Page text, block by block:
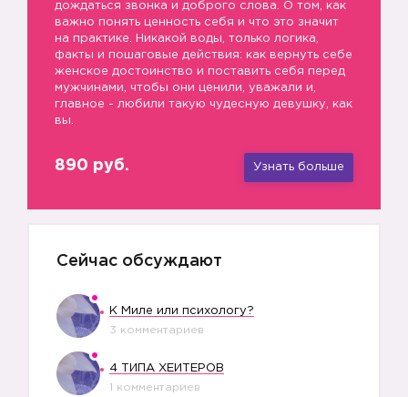
дождаться звонка и доброго слова. О том, как
важно понять ценность себя и что это значит
на практике. Никакой воды, только логика,
факты и пошаговые действия: как вернуть себе
женское достоинство и поставить себя перед
мужчинами, чтобы они ценили, уважали и,
главное - любили такую чудесную девушку, как
вы.
890 руб. Узнать больше
Сейчас обсуждают
К Миле или психологу?
3 комментариев
4 ТИПА ХЕЙТЕРОВ
1 комментариев